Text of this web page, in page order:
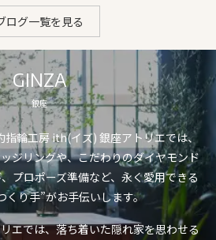
ログ一覧を見る
GINZA
銀座
指輪工房 ith(イズ) 銀座アトリエでは、
ジリングや、こだわりのダイヤモンド
プロポーズ準備など、永く愛用できる
くり手”がお手伝いします。
エでは、落ち着いた隠れ家を思わせる